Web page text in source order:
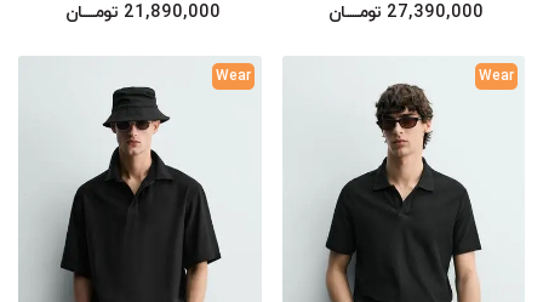
27,390,000 تومــــــان
21,890,000 تومــــــان
Wear
Wear